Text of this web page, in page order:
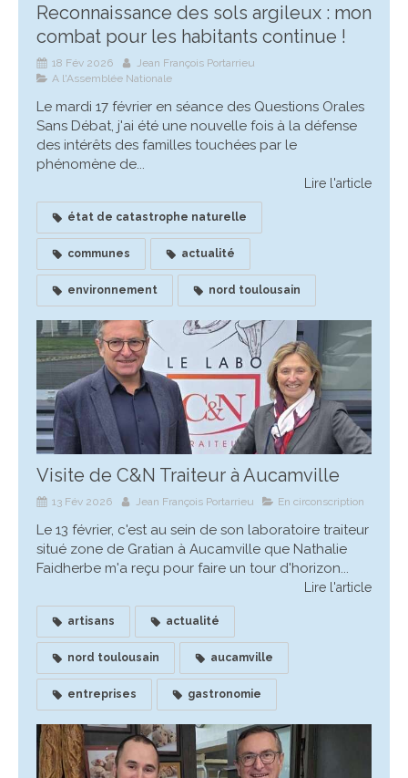
Reconnaissance des sols argileux : mon
combat pour les habitants continue !
18 Fév 2026
Jean François Portarrieu
A l'Assemblée Nationale
Le mardi 17 février en séance des Questions Orales
Sans Débat, j'ai été une nouvelle fois à la défense
des intérêts des familles touchées par le
phénomène de...
Lire l'article
état de catastrophe naturelle
communes actualité
environnement nord toulousain
Visite de C&N Traiteur à Aucamville
13 Fév 2026 Jean François Portarrieu En circonscription
Le 13 février, c'est au sein de son laboratoire traiteur
situé zone de Gratian à Aucamville que Nathalie
Faidherbe m'a reçu pour faire un tour d'horizon...
Lire l'article
artisans actualité
nord toulousain aucamville
entreprises gastronomie